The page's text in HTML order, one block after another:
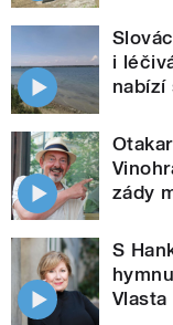
i
nabízí
zády
S